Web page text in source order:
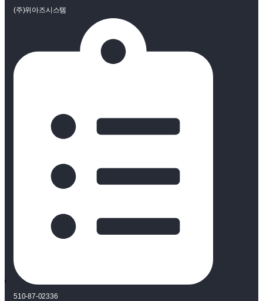
(주)위아즈시스템
510-87-02336